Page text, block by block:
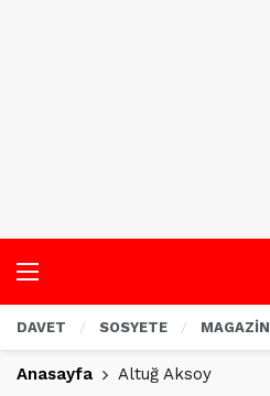
DAVET SOSYETE MAGAZİN
Anasayfa Altuğ Aksoy